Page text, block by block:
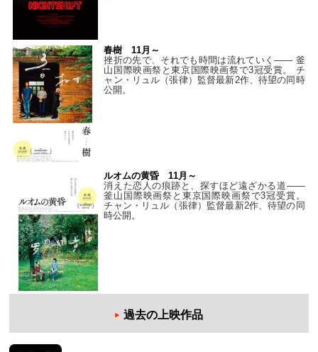
春樹 11月～
挫折の先で、それでも時間は流れていく—— 釜
山国際映画祭と東京国際映画祭で3冠受賞。 チ
ャン・リュル（張律）監督最新2作、待望の同時
公開。
ルオムの黄昏 11月～
消えた恋人の痕跡と、探すほど遠ざかる道——
釜山国際映画祭と東京国際映画祭で3冠受賞。
チャン・リュル（張律）監督最新2作、待望の同
時公開。
過去の上映作品